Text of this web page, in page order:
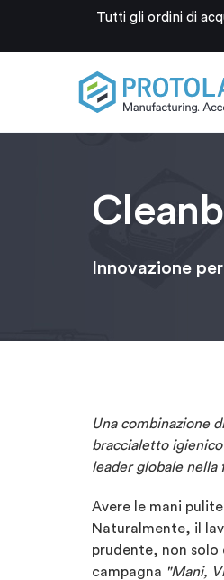
Tutti gli ordini di
Innovazione
Una combinazione
braccialetto
leader globale nella
Avere le mani
Naturalmente, il
prudente, non solo
campagna "Mani,